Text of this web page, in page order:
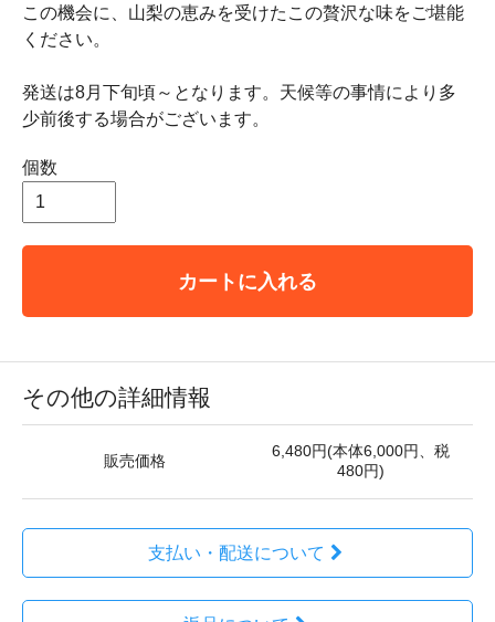
この機会に、山梨の恵みを受けたこの贅沢な味をご堪能
ください。
発送は8月下旬頃～となります。天候等の事情により多
少前後する場合がございます。
個数
カートに入れる
その他の詳細情報
販売価格
6,480円(本体6,000円、税
480円)
支払い・配送について